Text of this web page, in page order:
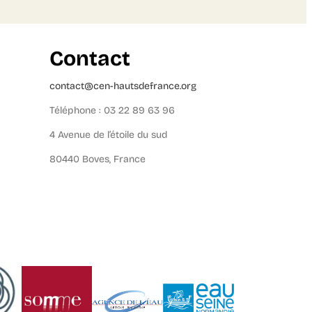
Contact
contact@cen-hautsdefrance.org
Téléphone : 03 22 89 63 96
4 Avenue de l’étoile du sud
80440 Boves, France